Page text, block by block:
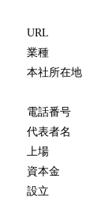
URL
業種
本社所在地
電話番号
代表者名
上場
資本金
設立